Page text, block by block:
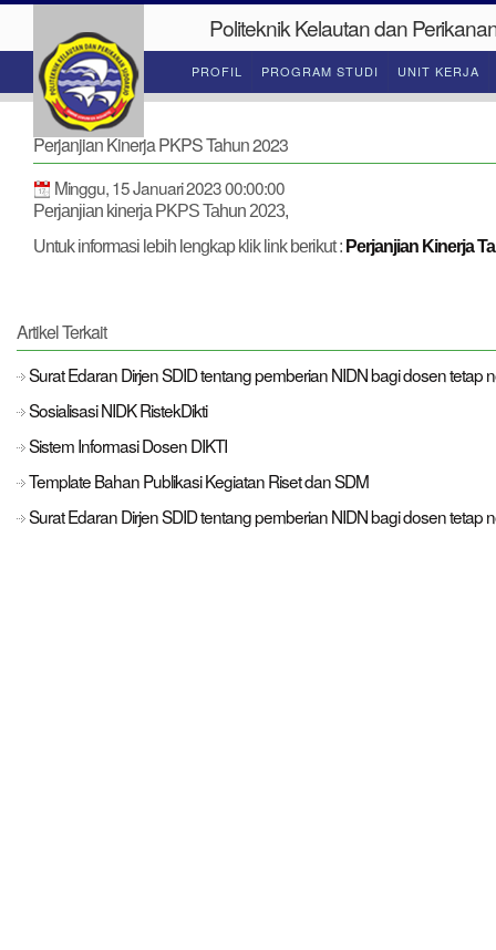
Politeknik Kelautan dan
PROFIL PROGRAM STUDI UNIT KERJA
Perjanjian Kinerja PKPS Tahun 2023
Minggu, 15 Januari 2023 00:00:00
Perjanjian kinerja PKPS Tahun 2023,
Untuk informasi lebih lengkap klik link berikut : Perjanjian Kinerja
Artikel Terkait
Surat Edaran Dirjen SDID tentang pemberian NIDN bagi dosen tetap
Sosialisasi NIDK RistekDikti
Sistem Informasi Dosen DIKTI
Template Bahan Publikasi Kegiatan Riset dan SDM
Surat Edaran Dirjen SDID tentang pemberian NIDN bagi dosen tetap